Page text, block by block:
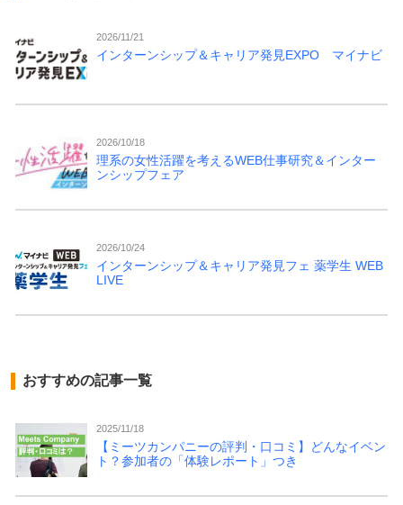
2026/11/21
インターンシップ＆キャリア発見EXPO マイナビ
2026/10/18
理系の女性活躍を考えるWEB仕事研究＆インター
ンシップフェア
2026/10/24
インターンシップ＆キャリア発見フェ 薬学生 WEB
LIVE
おすすめの記事一覧
2025/11/18
【ミーツカンパニーの評判・口コミ】どんなイベン
ト？参加者の「体験レポート」つき